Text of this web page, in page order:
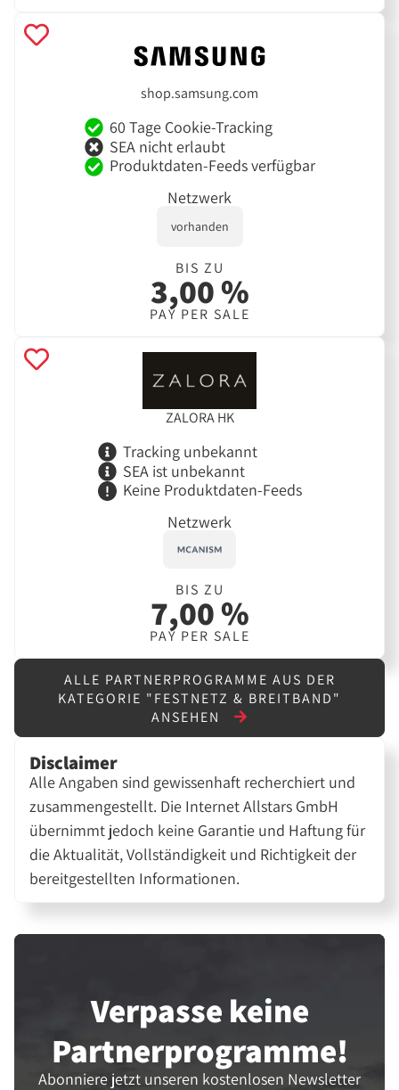
shop.samsung.com
60 Tage Cookie-Tracking
SEA nicht erlaubt
Produktdaten-Feeds verfügbar
Netzwerk
vorhanden
BIS ZU
3,00 %
PAY PER SALE
ZALORA HK
Tracking unbekannt
SEA ist unbekannt
Keine Produktdaten-Feeds
Netzwerk
BIS ZU
7,00 %
PAY PER SALE
ALLE PARTNERPROGRAMME AUS DER
KATEGORIE "FESTNETZ & BREITBAND"
ANSEHEN
Disclaimer
Alle Angaben sind gewissenhaft recherchiert und
zusammengestellt. Die Internet Allstars GmbH
übernimmt jedoch keine Garantie und Haftung für
die Aktualität, Vollständigkeit und Richtigkeit der
bereitgestellten Informationen.
Verpasse keine
Partner­programme!
Abonniere jetzt unseren kostenlosen Newsletter